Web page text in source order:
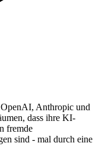
Anthropic und
dass ihre KI-
fremde
sind - mal durch eine